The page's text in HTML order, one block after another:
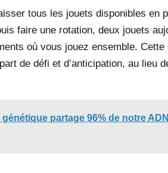
tous les jouets disponibles en
faire une rotation, deux jouets
où vous jouez ensemble.
de défi et d’anticipation, au lieu
partage 96% de notre